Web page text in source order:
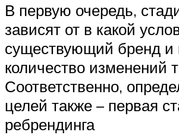
В первую очередь,
зависят от в какой
существующий бренд и
количество изменений
Соответственно,
целей также – первая
ребрендинга